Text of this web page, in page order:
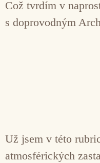
Což tvrdím v
s doprovodným
Už jsem v této
atmosférických